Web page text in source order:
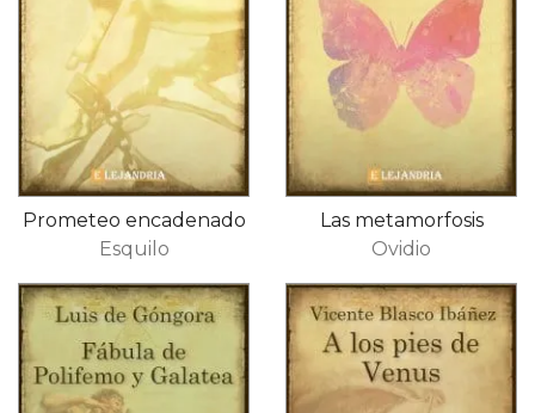
Prometeo encadenado
Esquilo
Las metamorfosis
Ovidio